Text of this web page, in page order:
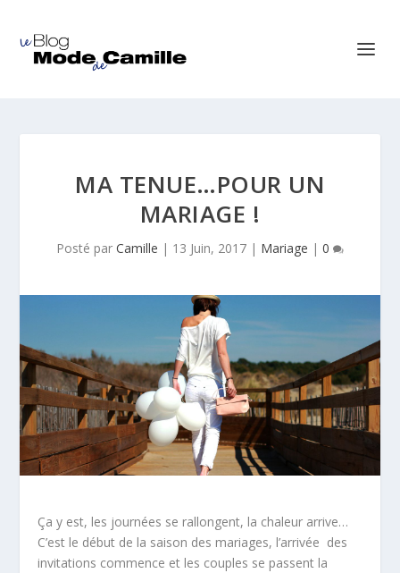
MA TENUE…POUR UN
MARIAGE !
Posté par Camille | 13 Juin, 2017 | Mariage | 0
Ça y est, les journées se rallongent, la chaleur arrive…
C’est le début de la saison des mariages, l’arrivée des
invitations commence et les couples se passent la